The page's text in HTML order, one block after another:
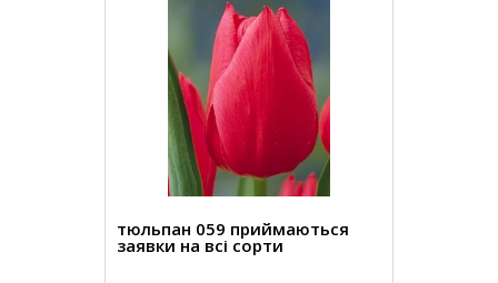
тюльпан 059 приймаються
заявки на всі сорти